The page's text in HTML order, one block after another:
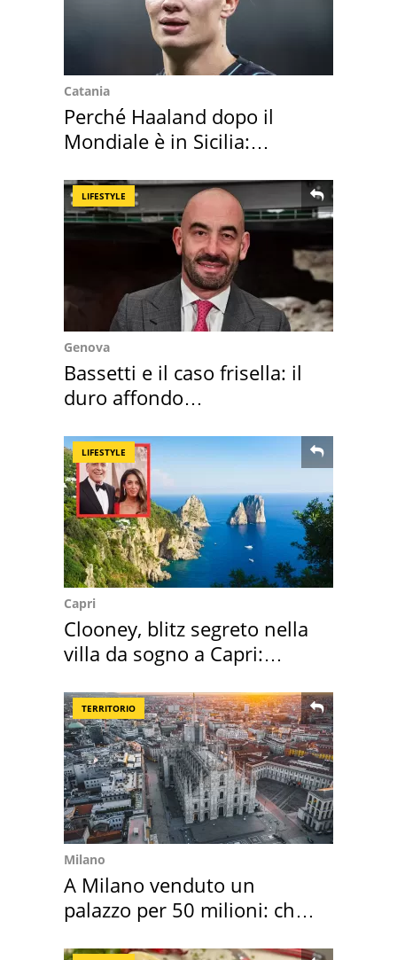
Catania
Perché Haaland dopo il
Mondiale è in Sicilia:
LIFESTYLE
Genova
Bassetti e il caso frisella: il
duro affondo
LIFESTYLE
Capri
Clooney, blitz segreto nella
villa da sogno a Capri:
TERRITORIO
Milano
A Milano venduto un
palazzo per 50 milioni: chi